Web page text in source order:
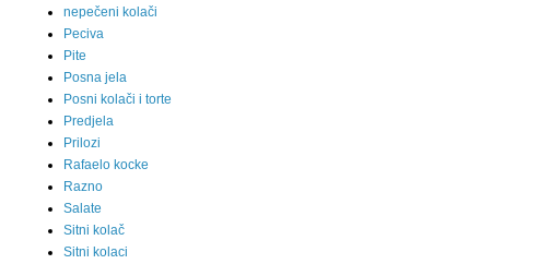
nepečeni kolači
Peciva
Pite
Posna jela
Posni kolači i torte
Predjela
Prilozi
Rafaelo kocke
Razno
Salate
Sitni kolač
Sitni kolaci